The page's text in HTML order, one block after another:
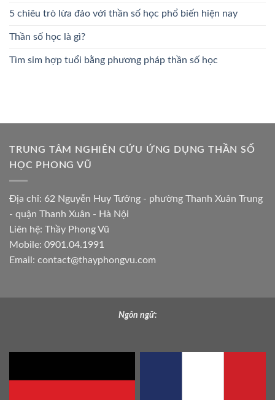
5 chiêu trò lừa đảo với thần số học phổ biến hiện nay
Thần số học là gì?
Tìm sim hợp tuổi bằng phương pháp thần số học
TRUNG TÂM NGHIÊN CỨU ỨNG DỤNG THẦN SỐ
HỌC PHONG VŨ
Địa chỉ: 62 Nguyễn Huy Tưởng - phường Thanh Xuân Trung
- quận Thanh Xuân - Hà Nội
Liên hệ: Thầy Phong Vũ
Mobile: 0901.04.1991
Email: contact@thayphongvu.com
Ngôn ngữ: